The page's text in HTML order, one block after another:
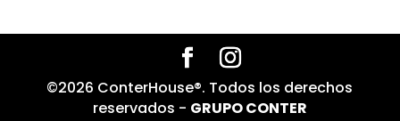
©2026 ConterHouse®. Todos los derechos
reservados - GRUPO CONTER